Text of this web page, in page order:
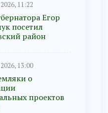
11:22
Егор
посетил
район
13:00
о
проектов